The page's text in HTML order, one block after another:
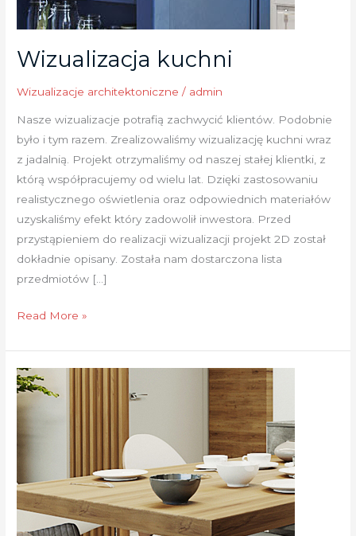
Wizualizacja kuchni
Wizualizacje architektoniczne / admin
Nasze wizualizacje potrafią zachwycić klientów. Podobnie
było i tym razem. Zrealizowaliśmy wizualizację kuchni wraz
z jadalnią. Projekt otrzymaliśmy od naszej stałej klientki, z
którą współpracujemy od wielu lat. Dzięki zastosowaniu
realistycznego oświetlenia oraz odpowiednich materiałów
uzyskaliśmy efekt który zadowolił inwestora. Przed
przystąpieniem do realizacji wizualizacji projekt 2D został
dokładnie opisany. Została nam dostarczona lista
przedmiotów […]
Read More »
Wizualizacja
kuchni.